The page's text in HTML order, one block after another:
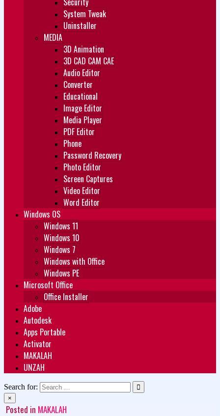
System Tweak
Uninstaller
MEDIA
3D Animation
3D CAD CAM CAE
Audio Editor
Converter
Educational
Image Editor
Media Player
PDF Editor
Phone
Password Recovery
Photo Editor
Screen Captures
Video Editor
Word Editor
Windows OS
Windows 11
Windows 10
Windows 7
Windows with Office
Windows PE
Microsoft Office
Office Installer
Adobe
Autodesk
Apps Portable
Activator
MAKALAH
UNZAH
Search for:
×
Posted in MAKALAH